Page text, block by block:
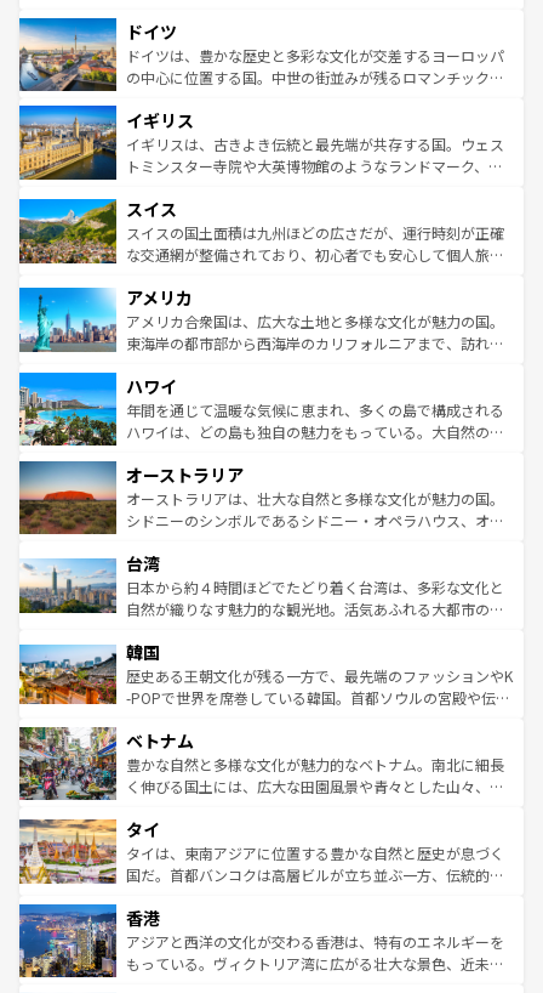
せる。地方によって風土や気候が異なるスペインはその個
性で訪れる人を魅了する。 なお、新着のスペイン情報は コ
ンテンツ一覧を参照してほしい。
で、幅広い魅力が詰まっている。華麗な宮殿、歴史的な大
聖堂、美しいビーチ、そして豊かな自然が、訪れる者を心
から魅了する。また、フランスは美食の国としても知ら
いる。シャンパンの発祥地であるランス、プロヴァンスの
香り高いラベンダー畑など、多彩な楽しみ方が可能だ。さ
らに、パリ以外の地域にも魅力が溢れており、どの街角に
れる地方に足を運ぶとそれぞれで全く異なる文化を体験で
きるだろう。 なお、新着のフランス情報はコンテンツ一覧
を参照してほしい。
ドイツ
ドイツは、豊かな歴史と多彩な文化が交差するヨーロッパ
の中心に位置する国。中世の街並みが残るロマンチック街
顔を持つこの国は、どこを歩いても飽きることがない。ベ
ルリンの文化的活気、バイエルン州のアルプスの絶景、そ
してライン川沿いのワイン畑といった風景は必見。ビール
は、お酒好きな人にはぜひ体験してほしい。 なお、新着の
ドイツ情報はコンテンツ一覧を参照してほしい。
イギリス
イギリスは、古きよき伝統と最先端が共存する国。ウェス
トミンスター寺院や大英博物館のようなランドマーク、歴
リアごとに異なる魅力がある。また、優雅なアフタヌーン
ティー、ビール好きにはたまらない英国パブ、サッカー観
戦など、本場だからこそできる体験も豊富。イギリスを旅
ンツ一覧を参照してほしい。
スイス
スイスの国土面積は九州ほどの広さだが、運行時刻が正確
な交通網が整備されており、初心者でも安心して個人旅行
の建物がそのまま残る町や、スイスならではのユニークな
博物館もあり、アルプス観光だけでなく町歩きも満喫する
ことができる。国民の所得が高いため物価も高いが、旅行
ば市内交通費無料で観光を楽しむこともできる。 なお、新
着のスイス情報はコンテンツ一覧 を参照してほしい。
アメリカ
アメリカ合衆国は、広大な土地と多様な文化が魅力の国。
東海岸の都市部から西海岸のカリフォルニアまで、訪れる
のような巨大都市は、観光、ショッピング、エンターテイ
ンメントが詰まった刺激的なスポットだ。一方、アメリカ
西部には大自然が広がり、グランドキャニオンやイエロー
部のニューオーリンズでは、音楽と美食が融合した独特の
文化が魅力。旅行者はアメリカの各地域で異なる魅力を楽
しみながら、その多様性と豊かな歴史を感じることができ
ならではの贅沢な旅のスタイルだ。 なお、新着のアメリカ
情報はコンテンツ一覧を参照してほしい。
ハワイ
年間を通じて温暖な気候に恵まれ、多くの島で構成される
ハワイは、どの島も独自の魅力をもっている。大自然の神
ワイ島は見逃せない。また、定番の観光地といえばオアフ
島だが、静かな自然を求めるならマウイ島やカウアイ島が
おすすめ。エメラルドグリーンに輝く海をはじめ、豊かな
れるおもてなしの心で訪れる人々を迎えてくれるハワイの
人々、おいしいローカルフードやハワイアンミュージッ
ク、伝統的なフラダンスなど、すべてがハワイの魅力を彩
ワイを、存分に味わってほしい。 なお、新着のハワイ情報
はコンテンツ一覧を参照してほしい。
オーストラリア
オーストラリアは、壮大な自然と多様な文化が魅力の国。
シドニーのシンボルであるシドニー・オペラハウス、オー
リアリーフや大陸中央部にそびえるウルル（エアーズロッ
ク）、タスマニアの美しい原生林やケアンズの熱帯雨林な
ど、見どころがたくさん。また、カフェやワイン、オージ
いる。アクティビティも充実しており、サーフィンやダイ
ビング、ハイキングなど、アウトドア好きにはたまらな
い。オーストラリアの多彩な魅力を存分に味わいつくそ
参照してほしい。
台湾
日本から約４時間ほどでたどり着く台湾は、多彩な文化と
自然が織りなす魅力的な観光地。活気あふれる大都市の台
ン）、静ひつな山岳地帯である台湾東部など、都市の喧騒
と山間の静けさが共存しており、訪れる人に新しい発見と
驚きをもたらしてくれる。また、奥深い台湾の食文化も魅
容にもいいと評判のスイーツなど、バラエティ豊かな料理
が味わえる。 なお、新着の台湾情報は コンテンツ一覧を参
照してほしい。
韓国
歴史ある王朝文化が残る一方で、最先端のファッションやK
-POPで世界を席巻している韓国。首都ソウルの宮殿や伝統
き、地方に足を延ばせば四季折々の自然美を楽しむことが
できる。そして、キムチや焼肉、絶品のストリートフード
まで、さまざまな韓国料理が待っている。夜には、韓国な
リティに包まれながら、韓国の多彩な魅力を心ゆくまで味
わってみてほしい。 なお、新着の韓国情報はコンテンツ一
覧を参照してほしい。
ベトナム
豊かな自然と多様な文化が魅力的なベトナム。南北に細長
く伸びる国土には、広大な田園風景や青々とした山々、世
急速な発展と共に伝統が息づく。ハノイの古い町並みやホ
ーチミン市のフランス統治時代の建物も、独特の雰囲気を
醸し出している。また、バラエティの豊かさとおいしさで
とつ。フォーやバインミー、ベトナムコーヒーなどは、ぜ
ひ現地で味わいたい。どの地域を訪れてもあたたかい人々
が旅行者を迎えてくれるので、きっと忘れられない旅にな
タイ
タイは、東南アジアに位置する豊かな自然と歴史が息づく
国だ。首都バンコクは高層ビルが立ち並ぶ一方、伝統的な
の活気が交差している。北部ではチェンマイなどの山岳地
帯で自然と触れ合い、南部ではプーケットやクラビの美し
いビーチでリゾート気分を楽しむことができる。タイ料理
香港
アジアと西洋の文化が交わる香港は、特有のエネルギーを
もっている。ヴィクトリア湾に広がる壮大な景色、近未来